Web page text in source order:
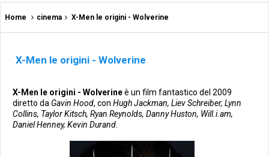
Home cinema X-Men le origini - Wolverine
X-Men le origini - Wolverine
X-Men le origini - Wolverineè un film fantastico del 2009
diretto da Gavin Hood, con Hugh Jackman, Liev Schreiber, Lynn
Collins, Taylor Kitsch, Ryan Reynolds, Danny Huston, Will.i.am,
Daniel Henney, Kevin Durand